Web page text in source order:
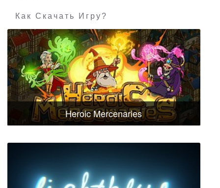
Как Скачать Игру?
Heroic Mercenaries